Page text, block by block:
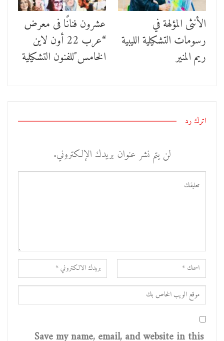
الأنثى المؤلهة في
رسومات التشكيلية الليبية
ريم المنير
عشرون فنانًا فى معرض
“عرب 22 أون لاين
الخامس″للفنون التشكيلية
اترك رد
لن يتم نشر عنوان بريدك الإلكتروني.
Save my name, email, and website in this